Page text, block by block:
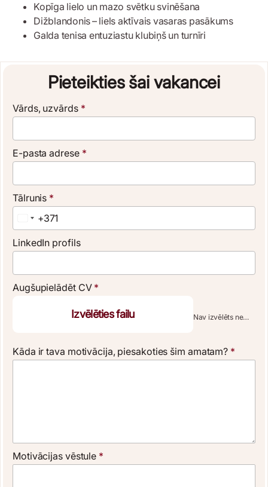
Kopīga lielo un mazo svētku svinēšana
Dižblandonis – liels aktīvais vasaras pasākums
Galda tenisa entuziastu klubiņš un turnīri
Pieteikties šai vakancei
Vārds, uzvārds *
E-pasta adrese *
Tālrunis *
Latvia +371
+371
LinkedIn profils
Augšupielādēt CV *
Izvēlēties failu Nav izvēlēts neviens fails
Kāda ir tava motivācija, piesakoties šim amatam? *
Motivācijas vēstule *